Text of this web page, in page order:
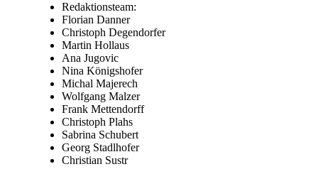
Redaktionsteam:
Florian Danner
Christoph Degendorfer
Martin Hollaus
Ana Jugovic
Nina Königshofer
Michal Majerech
Wolfgang Malzer
Frank Mettendorff
Christoph Plahs
Sabrina Schubert
Georg Stadlhofer
Christian Sustr